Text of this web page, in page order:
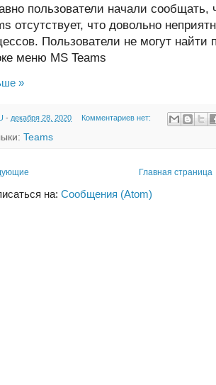
пользователи начали сообщать,
отсутствует, что довольно
Пользователи не могут найти
меню MS Teams
»
- декабря 28, 2020 Комментариев нет:
Teams
Главная страница
на: Сообщения (Atom)